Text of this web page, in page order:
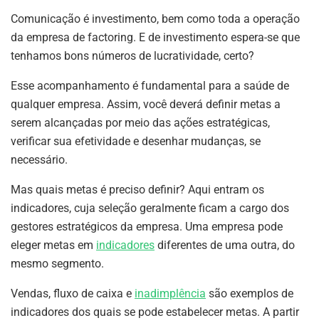
Comunicação é investimento, bem como toda a operação
da empresa de factoring. E de investimento espera-se que
tenhamos bons números de lucratividade, certo?
Esse acompanhamento é fundamental para a saúde de
qualquer empresa. Assim, você deverá definir metas a
serem alcançadas por meio das ações estratégicas,
verificar sua efetividade e desenhar mudanças, se
necessário.
Mas quais metas é preciso definir? Aqui entram os
indicadores, cuja seleção geralmente ficam a cargo dos
gestores estratégicos da empresa. Uma empresa pode
eleger metas em indicadores diferentes de uma outra, do
mesmo segmento.
Vendas, fluxo de caixa e inadimplência são exemplos de
indicadores dos quais se pode estabelecer metas. A partir